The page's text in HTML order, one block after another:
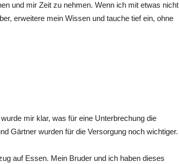
und mir Zeit zu nehmen. Wenn ich mit etwas nicht
erweitere mein Wissen und tauche tief ein, ohne
mir klar, was für eine Unterbrechung die
Gärtner wurden für die Versorgung noch wichtiger.
auf Essen. Mein Bruder und ich haben dieses